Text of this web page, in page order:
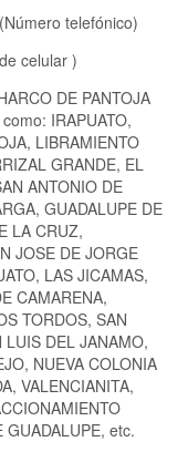
telefónico)
celular )
DE PANTOJA
como: IRAPUATO,
LIBRAMIENTO
GRANDE, EL
ANTONIO DE
GUADALUPE DE
LA CRUZ,
JOSE DE JORGE
LAS JICAMAS,
CAMARENA,
TORDOS, SAN
LUIS DEL JANAMO,
NUEVA COLONIA
VALENCIANITA,
GUADALUPE, etc.